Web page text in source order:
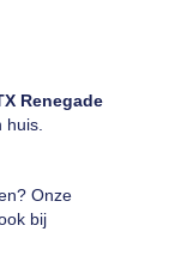
Renegade
huis.
Onze
bij